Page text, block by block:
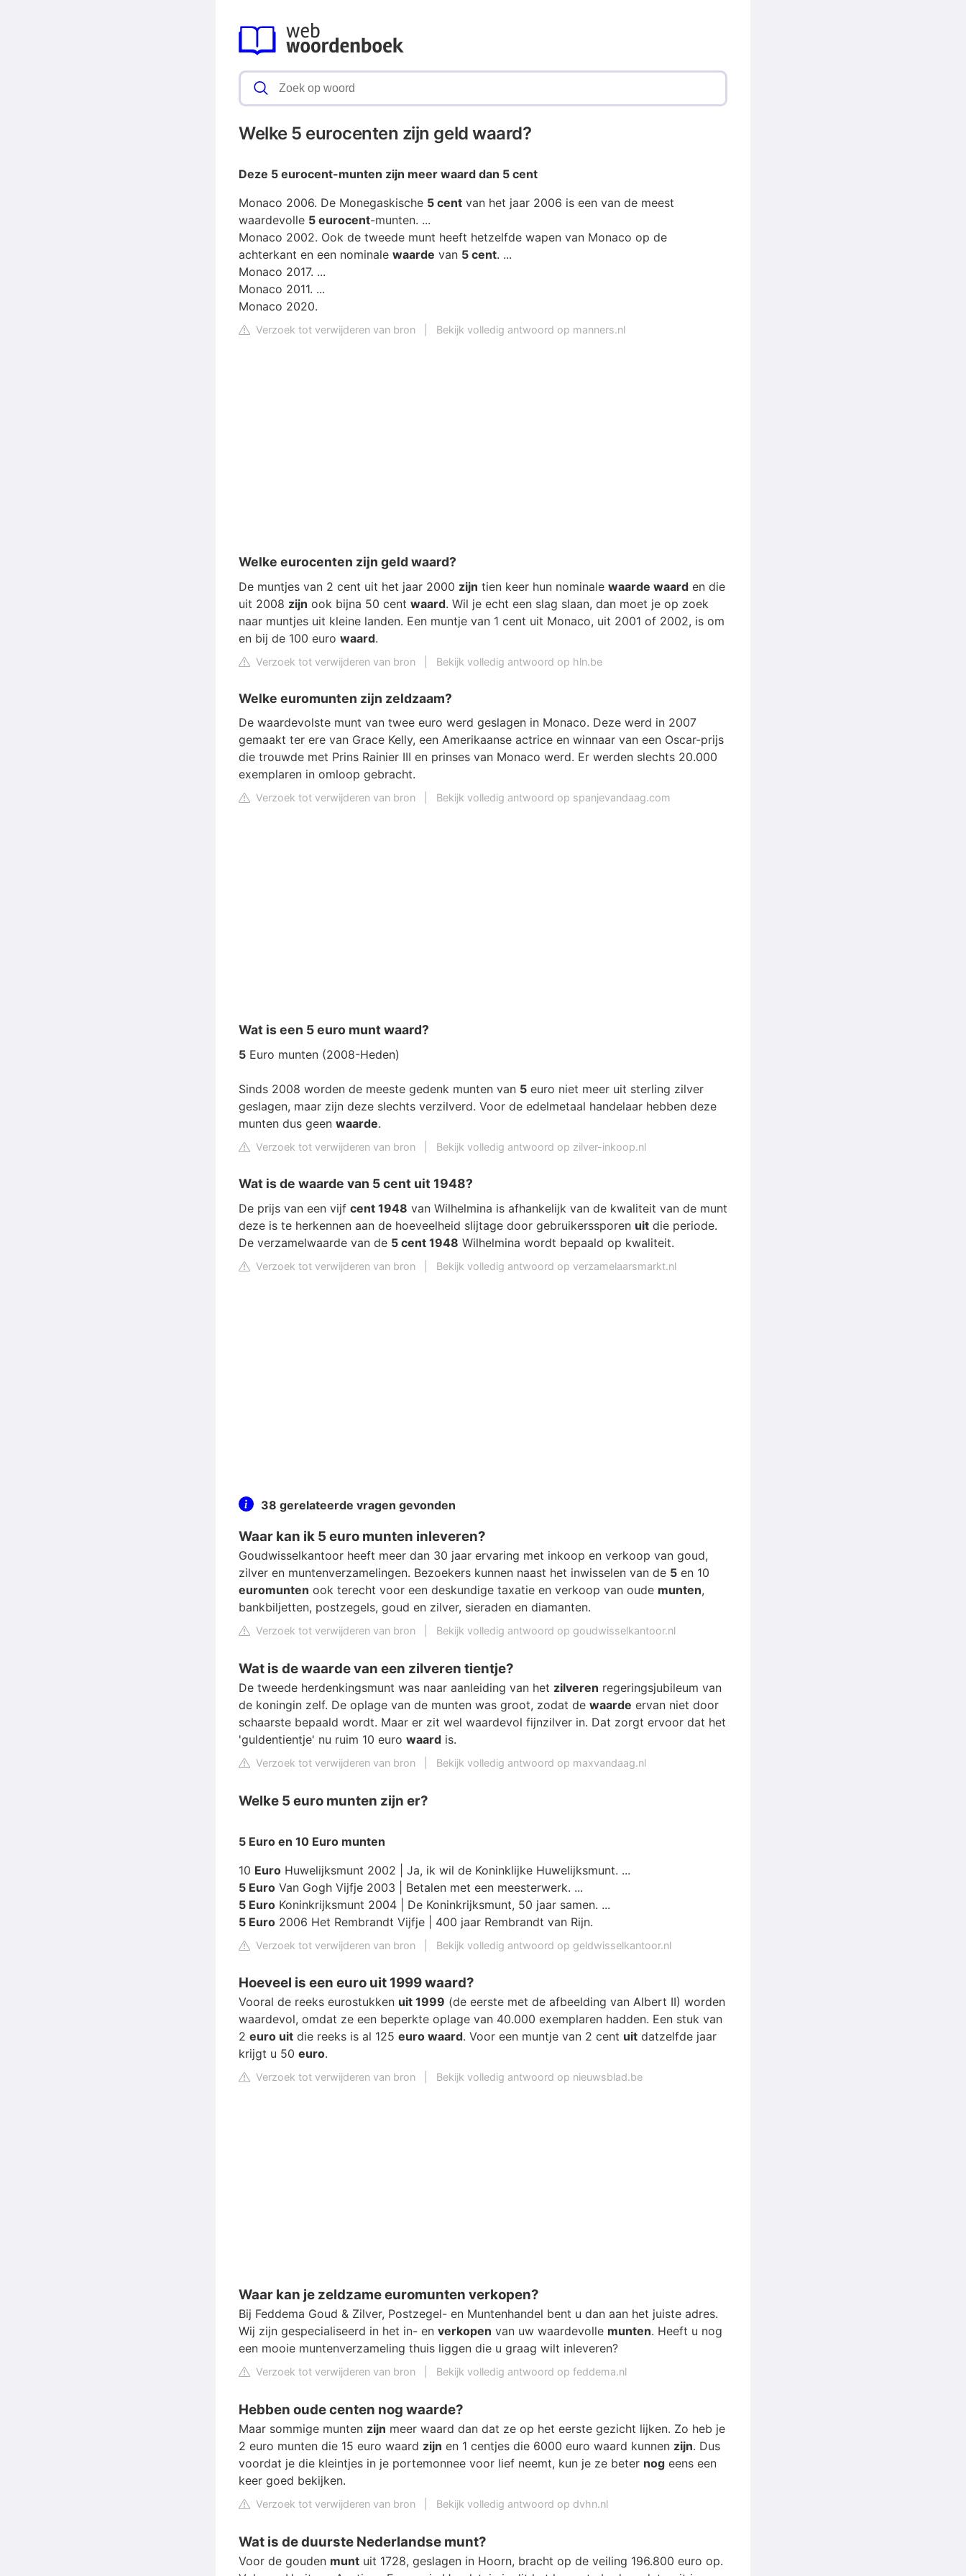
Welke 5 eurocenten zijn geld waard?
Deze 5 eurocent-munten zijn meer waard dan 5 cent
Monaco 2006. De Monegaskische 5 cent van het jaar 2006 is een van de meest
waardevolle 5 eurocent-munten. ...
Monaco 2002. Ook de tweede munt heeft hetzelfde wapen van Monaco op de
achterkant en een nominale waarde van 5 cent. ...
Monaco 2017. ...
Monaco 2011. ...
Monaco 2020.
Verzoek tot verwijderen van bron Bekijk volledig antwoord op manners.nl
Welke eurocenten zijn geld waard?
De muntjes van 2 cent uit het jaar 2000 zijn tien keer hun nominale waarde waard en die
uit 2008 zijn ook bijna 50 cent waard. Wil je echt een slag slaan, dan moet je op zoek
naar muntjes uit kleine landen. Een muntje van 1 cent uit Monaco, uit 2001 of 2002, is om
en bij de 100 euro waard.
Verzoek tot verwijderen van bron Bekijk volledig antwoord op hln.be
Welke euromunten zijn zeldzaam?
De waardevolste munt van twee euro werd geslagen in Monaco. Deze werd in 2007
gemaakt ter ere van Grace Kelly, een Amerikaanse actrice en winnaar van een Oscar-prijs
die trouwde met Prins Rainier III en prinses van Monaco werd. Er werden slechts 20.000
exemplaren in omloop gebracht.
Verzoek tot verwijderen van bron Bekijk volledig antwoord op spanjevandaag.com
Wat is een 5 euro munt waard?
5 Euro munten (2008-Heden)
Sinds 2008 worden de meeste gedenk munten van 5 euro niet meer uit sterling zilver
geslagen, maar zijn deze slechts verzilverd. Voor de edelmetaal handelaar hebben deze
munten dus geen waarde.
Verzoek tot verwijderen van bron Bekijk volledig antwoord op zilver-inkoop.nl
Wat is de waarde van 5 cent uit 1948?
De prijs van een vijf cent 1948 van Wilhelmina is afhankelijk van de kwaliteit van de munt
deze is te herkennen aan de hoeveelheid slijtage door gebruikerssporen uit die periode.
De verzamelwaarde van de 5 cent 1948 Wilhelmina wordt bepaald op kwaliteit.
Verzoek tot verwijderen van bron Bekijk volledig antwoord op verzamelaarsmarkt.nl
38 gerelateerde vragen gevonden
Waar kan ik 5 euro munten inleveren?
Goudwisselkantoor heeft meer dan 30 jaar ervaring met inkoop en verkoop van goud,
zilver en muntenverzamelingen. Bezoekers kunnen naast het inwisselen van de 5 en 10
euromunten ook terecht voor een deskundige taxatie en verkoop van oude munten,
bankbiljetten, postzegels, goud en zilver, sieraden en diamanten.
Verzoek tot verwijderen van bron Bekijk volledig antwoord op goudwisselkantoor.nl
Wat is de waarde van een zilveren tientje?
De tweede herdenkingsmunt was naar aanleiding van het zilveren regeringsjubileum van
de koningin zelf. De oplage van de munten was groot, zodat de waarde ervan niet door
schaarste bepaald wordt. Maar er zit wel waardevol fijnzilver in. Dat zorgt ervoor dat het
'guldentientje' nu ruim 10 euro waard is.
Verzoek tot verwijderen van bron Bekijk volledig antwoord op maxvandaag.nl
Welke 5 euro munten zijn er?
5 Euro en 10 Euro munten
10 Euro Huwelijksmunt 2002 | Ja, ik wil de Koninklijke Huwelijksmunt. ...
5 Euro Van Gogh Vijfje 2003 | Betalen met een meesterwerk. ...
5 Euro Koninkrijksmunt 2004 | De Koninkrijksmunt, 50 jaar samen. ...
5 Euro 2006 Het Rembrandt Vijfje | 400 jaar Rembrandt van Rijn.
Verzoek tot verwijderen van bron Bekijk volledig antwoord op geldwisselkantoor.nl
Hoeveel is een euro uit 1999 waard?
Vooral de reeks eurostukken uit 1999 (de eerste met de afbeelding van Albert II) worden
waardevol, omdat ze een beperkte oplage van 40.000 exemplaren hadden. Een stuk van
2 euro uit die reeks is al 125 euro waard. Voor een muntje van 2 cent uit datzelfde jaar
krijgt u 50 euro.
Verzoek tot verwijderen van bron Bekijk volledig antwoord op nieuwsblad.be
Waar kan je zeldzame euromunten verkopen?
Bij Feddema Goud & Zilver, Postzegel- en Muntenhandel bent u dan aan het juiste adres.
Wij zijn gespecialiseerd in het in- en verkopen van uw waardevolle munten. Heeft u nog
een mooie muntenverzameling thuis liggen die u graag wilt inleveren?
Verzoek tot verwijderen van bron Bekijk volledig antwoord op feddema.nl
Hebben oude centen nog waarde?
Maar sommige munten zijn meer waard dan dat ze op het eerste gezicht lijken. Zo heb je
2 euro munten die 15 euro waard zijn en 1 centjes die 6000 euro waard kunnen zijn. Dus
voordat je die kleintjes in je portemonnee voor lief neemt, kun je ze beter nog eens een
keer goed bekijken.
Verzoek tot verwijderen van bron Bekijk volledig antwoord op dvhn.nl
Wat is de duurste Nederlandse munt?
Voor de gouden munt uit 1728, geslagen in Hoorn, bracht op de veiling 196.800 euro op.